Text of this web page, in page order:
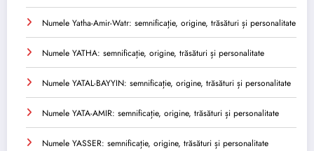
Numele Yatha-Amir-Watr: semnificație, origine, trăsături și personalitate
Numele YATHA: semnificație, origine, trăsături și personalitate
Numele YATAL-BAYYIN: semnificație, origine, trăsături și personalitate
Numele YATA-AMIR: semnificație, origine, trăsături și personalitate
Numele YASSER: semnificație, origine, trăsături și personalitate